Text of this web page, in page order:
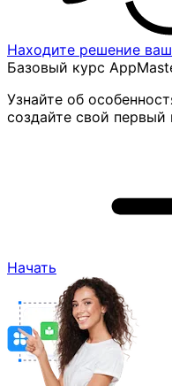
Находите решение
Базовый курс
Узнайте об
создайте свой первый
Начать